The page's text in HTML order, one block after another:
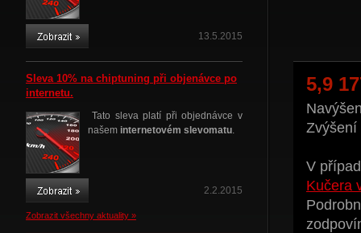
13.5.2015
Sleva 10% na chiptuning při objenávce po
internetu.
Tato sleva platí při objednávce v
našem internetovém slevomatu.
2.2.2015
Zobrazit všechny aktuality »
5,9
Zvýšení
V
Kučera